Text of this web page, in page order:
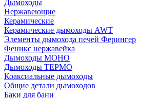
Дымоходы
Нержавеющие
Керамические
Керамические дымоходы AWT
Элементы дымохода печей Ферингер
Феникс нержавейка
Дымоходы МОНО
Дымоходы ТЕРМО
Коаксиальные дымоходы
Общие детали дымоходов
Баки для бани